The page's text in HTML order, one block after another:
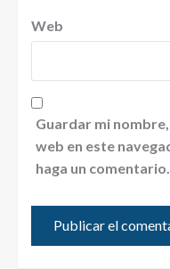
Web
Guardar mi
web en este
haga un comentario.